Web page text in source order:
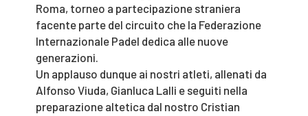
Roma, torneo a partecipazione straniera
facente parte del circuito che la Federazione
Internazionale Padel dedica alle nuove
generazioni.
Un applauso dunque ai nostri atleti, allenati da
Alfonso Viuda, Gianluca Lalli e seguiti nella
preparazione altetica dal nostro Cristian